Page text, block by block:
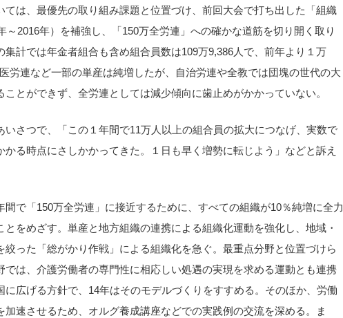
ては、最優先の取り組み課題と位置づけ、前回大会で打ち出した「組織
～2016年）を補強し、「150万全労連」への確かな道筋を切り開く取り
集計では年金者組合も含め組合員数は109万9,386人で、前年より１万
労連など一部の単産は純増したが、自治労連や全教では団塊の世代の大
とができず、全労連としては減少傾向に歯止めがかかっていない。
いさつで、「この１年間で11万人以上の組合員の拡大につなげ、実数で
かる時点にさしかかってきた。１日も早く増勢に転じよう」などと訴え
間で「150万全労連」に接近するために、すべての組織が10％純増に全力
とをめざす。単産と地方組織の連携による組織化運動を強化し、地域・
絞った「総がかり作戦」による組織化を急ぐ。最重点分野と位置づけら
では、介護労働者の専門性に相応しい処遇の実現を求める運動とも連携
に広げる方針で、14年はそのモデルづくりをすすめる。そのほか、労働
加速させるため、オルグ養成講座などでの実践例の交流を深める。ま